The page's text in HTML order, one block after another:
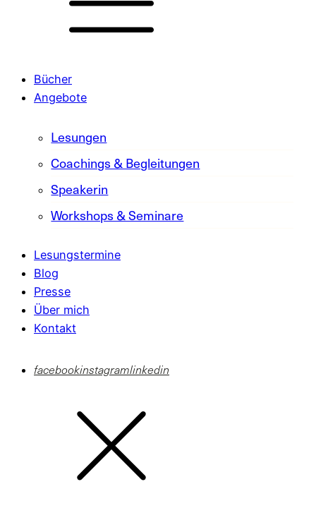
Bücher
Angebote
Lesungen
Coachings & Begleitungen
Speakerin
Workshops & Seminare
Lesungstermine
Blog
Presse
Über mich
Kontakt
facebookinstagramlinkedin